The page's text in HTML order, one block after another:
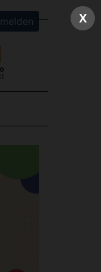
X